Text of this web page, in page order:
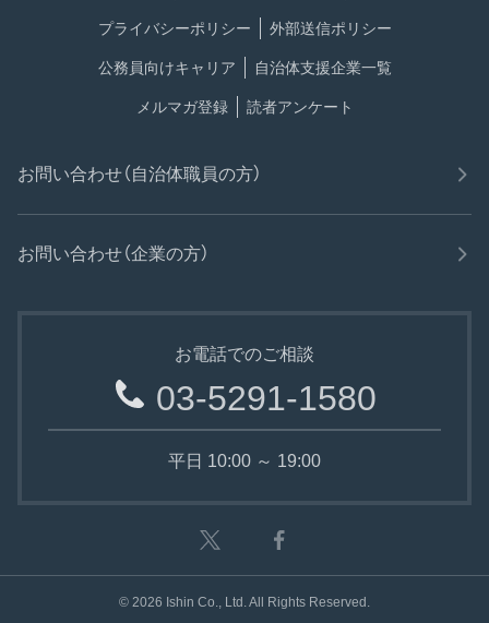
プライバシーポリシー 外部送信ポリシー
公務員向けキャリア 自治体支援企業一覧
メルマガ登録 読者アンケート
お問い合わせ（自治体職員の方）
お問い合わせ（企業の方）
お電話でのご相談
03-5291-1580
平日 10:00 ～ 19:00
© 2026 Ishin Co., Ltd. All Rights Reserved.